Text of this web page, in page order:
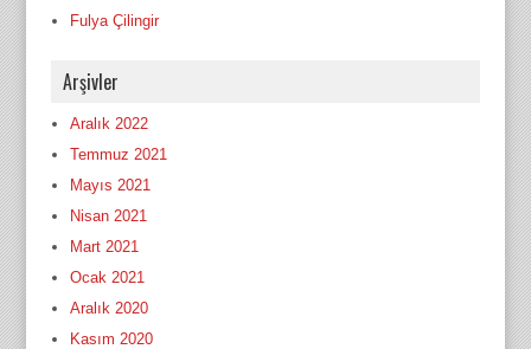
Fulya Çilingir
Arşivler
Aralık 2022
Temmuz 2021
Mayıs 2021
Nisan 2021
Mart 2021
Ocak 2021
Aralık 2020
Kasım 2020